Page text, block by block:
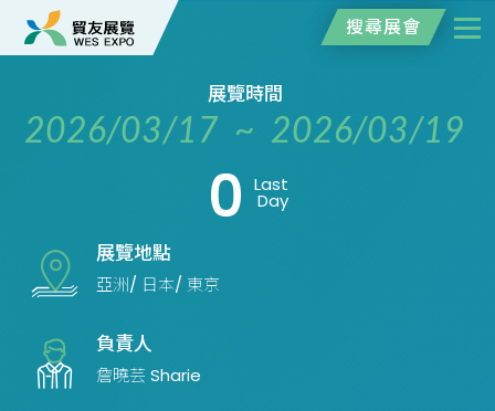
搜尋展會
展覽時間
2026/03/17 ~ 2026/03/19
0 Last
Day
展覽地點
亞洲/ 日本/ 東京
負責人
詹曉芸 Sharie